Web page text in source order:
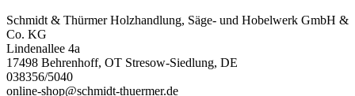
Schmidt & Thürmer Holzhandlung, Säge- und Hobelwerk GmbH &
Co. KG
Lindenallee 4a
17498 Behrenhoff, OT Stresow-Siedlung, DE
038356/5040
online-shop@schmidt-thuermer.de